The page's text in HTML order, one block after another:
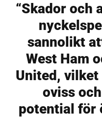
“Skador och
sannolikt
West Ham
United,
oviss
potential för